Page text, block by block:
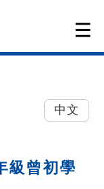
中文
級曾初學